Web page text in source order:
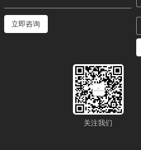
立即咨询
关注我们